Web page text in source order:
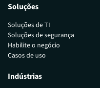
Soluções
Soluções de TI
Soluções de segurança
Habilite o negócio
Casos de uso
Indústrias